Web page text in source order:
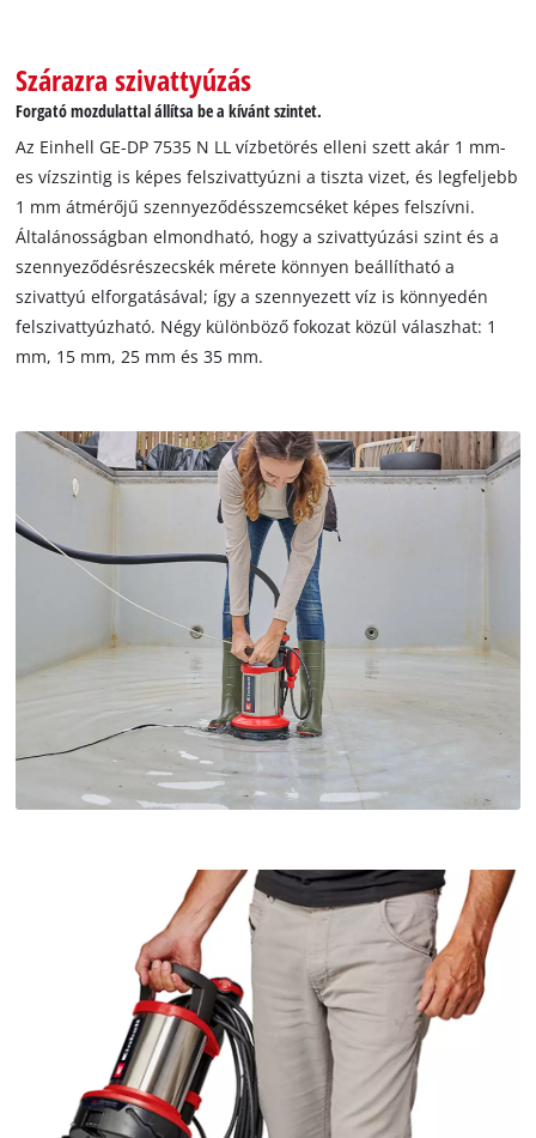
Szárazra szivattyúzás
Forgató mozdulattal állítsa be a kívánt szintet.
Az Einhell GE-DP 7535 N LL vízbetörés elleni szett akár 1 mm-
es vízszintig is képes felszivattyúzni a tiszta vizet, és legfeljebb
1 mm átmérőjű szennyeződésszemcséket képes felszívni.
Általánosságban elmondható, hogy a szivattyúzási szint és a
szennyeződésrészecskék mérete könnyen beállítható a
szivattyú elforgatásával; így a szennyezett víz is könnyedén
felszivattyúzható. Négy különböző fokozat közül válaszhat: 1
mm, 15 mm, 25 mm és 35 mm.